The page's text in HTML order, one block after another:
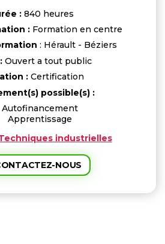
:840 heures
: Formation en centre
: Hérault - Béziers
Ouvert a tout public
:Certification
possible(s) :
Autofinancement
Apprentissage
industrielles
NOUS